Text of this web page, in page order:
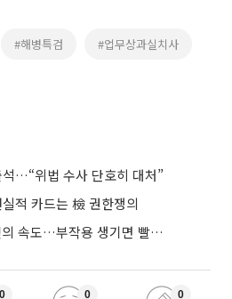
#해병특검 #업무상과실치사
…“위법 수사 단호히 대처”
적 카드는 檢 권한쟁의
정성호 “형소법 개정, 빛의 속도…부작용 생기면 빨리 고쳐야”
0 0 0